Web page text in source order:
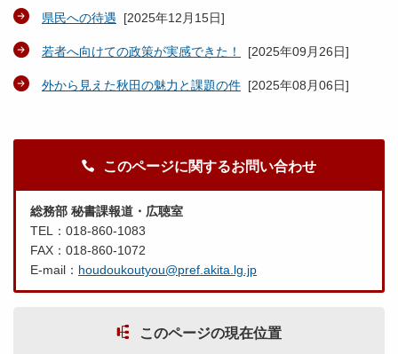
県民への待遇 [2025年12月15日]
若者へ向けての政策が実感できた！ [2025年09月26日]
外から見えた秋田の魅力と課題の件 [2025年08月06日]
このページに関するお問い合わせ
総務部 秘書課報道・広聴室
TEL：018-860-1083
FAX：018-860-1072
E-mail： houdoukoutyou@pref.akita.lg.jp
このページの現在位置